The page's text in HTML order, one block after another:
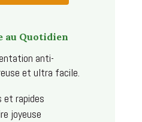
au Quotidien
anti-
et ultra facile.
et rapides
joyeuse